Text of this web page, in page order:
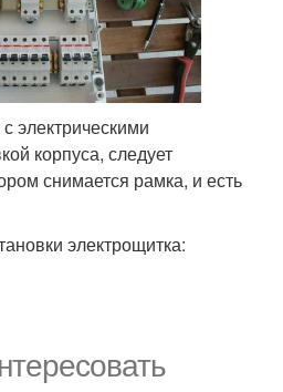
электрическими
корпуса, следует
снимается рамка, и есть
электрощитка: